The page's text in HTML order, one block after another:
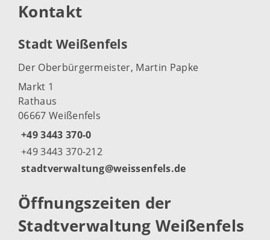
Kontakt
Stadt Weißenfels
Der Oberbürgermeister, Martin Papke
Markt 1
Rathaus
06667 Weißenfels
+49 3443 370-0
+49 3443 370-212
stadtverwaltung@weissenfels.de
Öffnungszeiten der
Stadtverwaltung Weißenfels